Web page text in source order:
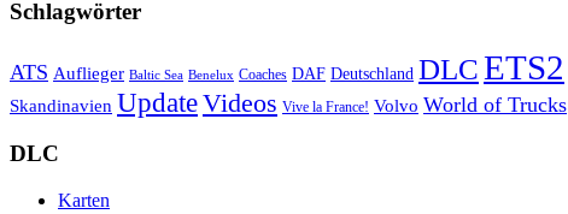
Schlagwörter
ATS Auflieger Baltic Sea Benelux Coaches DAF Deutschland DLCETS2
Skandinavien UpdateVideos Vive la France! Volvo World of Trucks
DLC
Karten